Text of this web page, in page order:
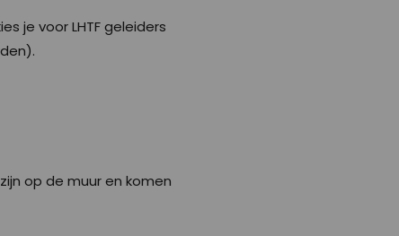
je voor LHTF geleiders
op de muur en komen